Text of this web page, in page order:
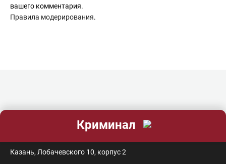
вашего комментария.
Правила модерирования.
Криминал
Казань, Лобачевского 10, корпус 2